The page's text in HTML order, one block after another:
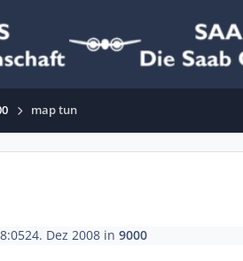
map tun
24. Dez 2008in 9000